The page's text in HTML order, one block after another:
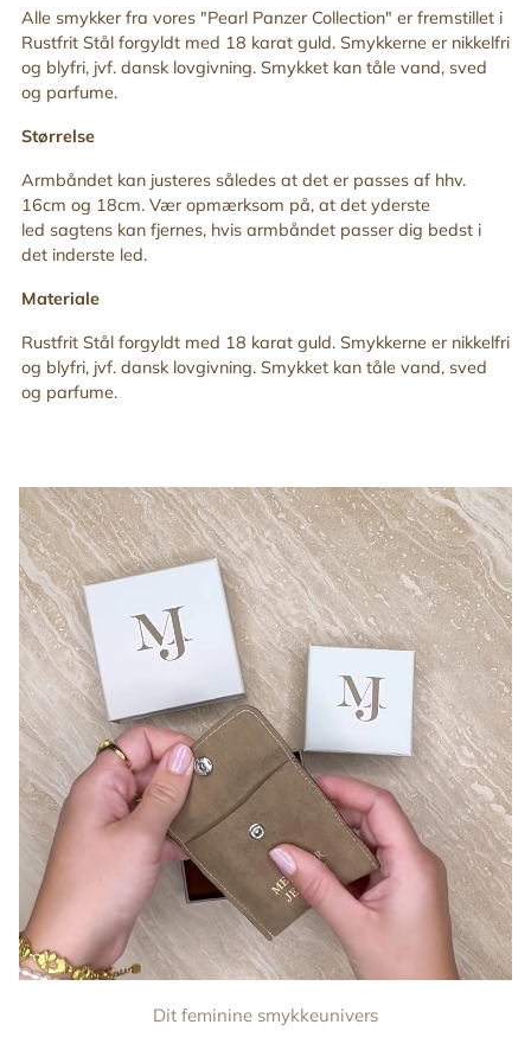
Alle smykker fra vores "Pearl Panzer Collection" er fremstillet i
Rustfrit Stål forgyldt med 18 karat guld. Smykkerne er nikkelfri
og blyfri, jvf. dansk lovgivning. Smykket kan tåle vand, sved
og parfume.
Størrelse
Armbåndet kan justeres således at det er passes af hhv.
16cm og 18cm. Vær opmærksom på, at det yderste
led sagtens kan fjernes, hvis armbåndet passer dig bedst i
det inderste led.
Materiale
Rustfrit Stål forgyldt med 18 karat guld. Smykkerne er nikkelfri
og blyfri, jvf. dansk lovgivning. Smykket kan tåle vand, sved
og parfume.
Dit feminine smykkeunivers